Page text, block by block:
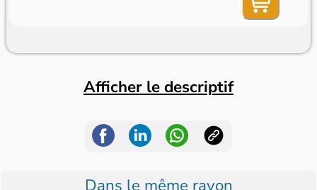
Afficher le descriptif
Dans le même rayon